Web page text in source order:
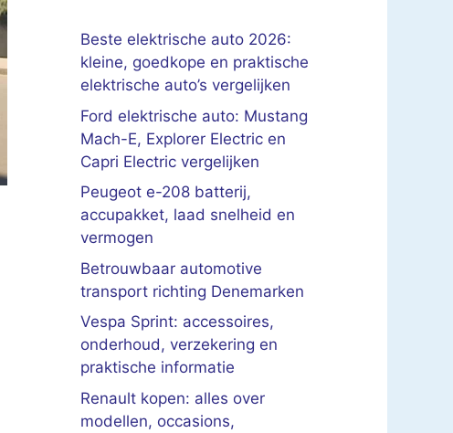
Beste elektrische auto 2026:
kleine, goedkope en praktische
elektrische auto’s vergelijken
Ford elektrische auto: Mustang
Mach-E, Explorer Electric en
Capri Electric vergelijken
Peugeot e-208 batterij,
accupakket, laad snelheid en
vermogen
Betrouwbaar automotive
transport richting Denemarken
Vespa Sprint: accessoires,
onderhoud, verzekering en
praktische informatie
Renault kopen: alles over
modellen, occasions,